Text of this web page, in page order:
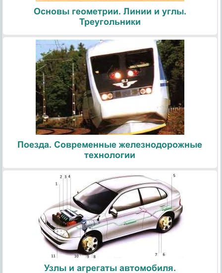
Основы геометрии. Линии и углы.
Треугольники
Поезда. Современные железнодорожные
технологии
Узлы и агрегаты автомобиля.